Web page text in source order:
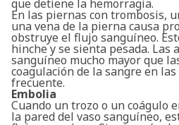
que detiene la hemorragia.
En las piernas con trombosis,
una vena de la pierna causa
obstruye el flujo sanguíneo.
hinche y se sienta pesada.
sanguíneo mucho mayor que
coagulación de la sangre en
frecuente.
Embolia
Cuando un trozo o un coágulo
la pared del vaso sanguíneo,